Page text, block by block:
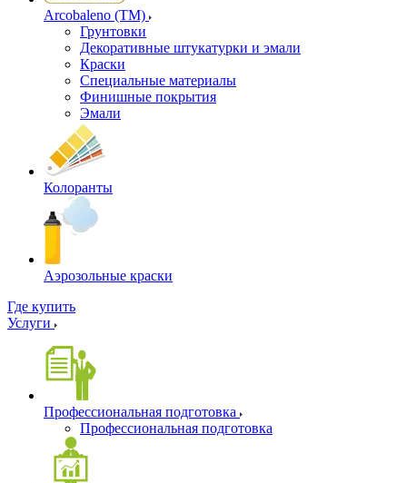
Arcobaleno (ТМ)
Грунтовки
Декоративные штукатурки и эмали
Краски
Специальные материалы
Финишные покрытия
Эмали
Колоранты
Аэрозольные краски
Где купить
Услуги
Профессиональная подготовка
Профессиональная подготовка